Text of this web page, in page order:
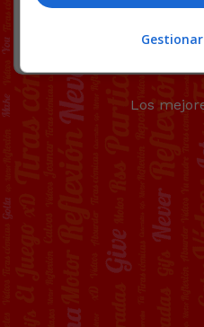
Los